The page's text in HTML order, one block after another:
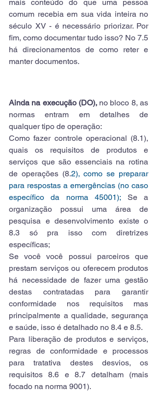
mais conteúdo do que uma pessoa
comum recebia em sua vida inteira no
século XV - é necessário priorizar. Por
fim, como documentar tudo isso? No 7.5
há direcionamentos de como reter e
manter documentos.
Ainda na execução (DO), no bloco 8, as
normas entram em detalhes de
qualquer tipo de operação:
Como fazer controle operacional (8.1),
quais os requisitos de produtos e
serviços que são essenciais na rotina
de operações (8.2), como se preparar
para respostas a emergências (no caso
específico da norma 45001); Se a
organização possui uma área de
pesquisa e desenvolvimento existe o
8.3 só pra isso com diretrizes
específicas;
Se você você possui parceiros que
prestam serviços ou oferecem produtos
há necessidade de fazer uma gestão
destas contratadas para garantir
conformidade nos requisitos mas
principalmente a qualidade, segurança
e saúde, isso é detalhado no 8.4 e 8.5.
Para liberação de produtos e serviços,
regras de conformidade e processos
para tratativa destes desvios, os
requisitos 8.6 e 8.7 detalham (mais
focado na norma 9001).